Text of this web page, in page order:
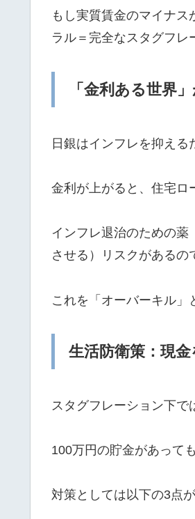
もし実質賃金のマイナ
ラル＝完全なスタグフレ
「金利ある世界
日銀はインフレを抑える
金利が上がると、住宅ロ
インフレ退治のための薬
させる）リスクがあるの
これを「オーバーキル」
生活防衛策：現
スタグフレーション下で
100万円の貯金があって
対策としては以下の3点が